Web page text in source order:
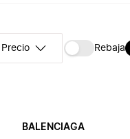
Precio Rebaja
BALENCIAGA